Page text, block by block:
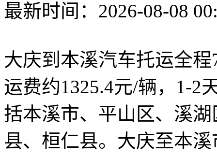
最新时间：2026-08-08
大庆到本溪汽车托运全
运费约1325.4元/辆，1-2
括本溪市、平山区、溪
县、桓仁县。大庆至本